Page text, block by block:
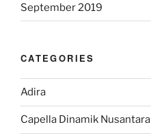
September 2019
CATEGORIES
Adira
Capella Dinamik Nusantara